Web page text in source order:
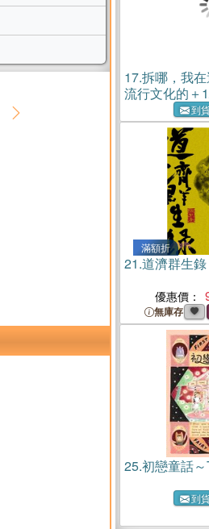
17.拆哪，我
流行文化的＋
1/3日常生活的
到
滿額折
21.道濟群生錄
優惠價：
無庫存
25.初戀童話
到